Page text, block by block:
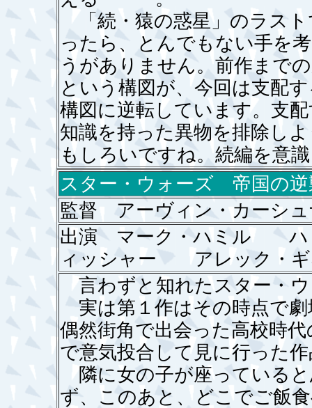
「続・猿の惑星」のラス
ったら、とんでもない手を
うがありません。前作まで
という構図が、今回は支配
構図に逆転しています。支
知識を持った異物を排除し
もしろいですね。続編を意
スター・ウォーズ 帝国の逆
監督 アーヴィン・カーシュ
出演 マーク・ハミル ハ
ィッシャー アレック・ギ
言わずと知れたスター・
実は第１作はその時点で
偶然街角で出会った高校時
で意気投合して見に行った
隣に女の子が座っている
ず、このあと、どこでご飯